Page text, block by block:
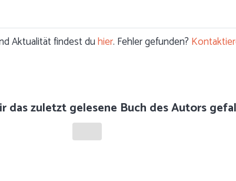
Aktualität findest duhier. Fehler gefunden?
das zuletzt gelesene Buch des Autors